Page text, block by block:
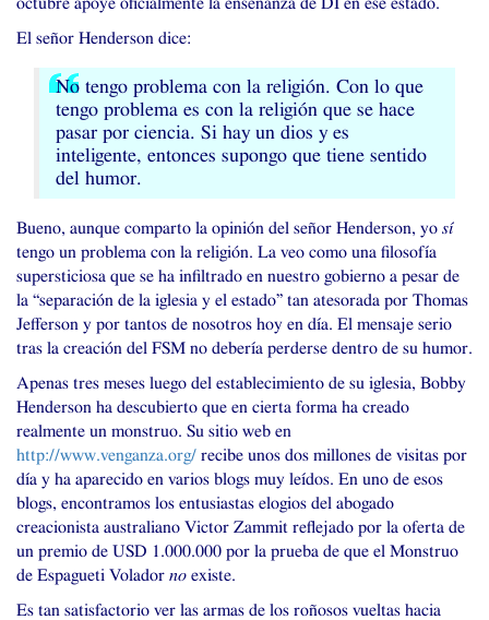
El señor Henderson dice:
No tengo problema con la religión. Con lo que
tengo problema es con la religión que se hace
pasar por ciencia. Si hay un dios y es
inteligente, entonces supongo que tiene sentido
del humor.
Bueno, aunque comparto la opinión del señor Henderson, yo sí
tengo un problema con la religión. La veo como una filosofía
supersticiosa que se ha infiltrado en nuestro gobierno a pesar de
la “separación de la iglesia y el estado” tan atesorada por Thomas
Jefferson y por tantos de nosotros hoy en día. El mensaje serio
tras la creación del FSM no debería perderse dentro de su humor.
Apenas tres meses luego del establecimiento de su iglesia, Bobby
Henderson ha descubierto que en cierta forma ha creado
realmente un monstruo. Su sitio web en
http://www.venganza.org/ recibe unos dos millones de visitas por
día y ha aparecido en varios blogs muy leídos. En uno de esos
blogs, encontramos los entusiastas elogios del abogado
creacionista australiano Victor Zammit reflejado por la oferta de
un premio de USD 1.000.000 por la prueba de que el Monstruo
de Espagueti Volador no existe.
Es tan satisfactorio ver las armas de los roñosos vueltas hacia